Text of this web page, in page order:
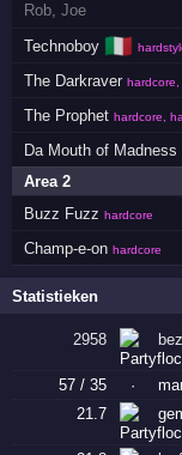
Rob,Joe
Technoboy 🇮🇹
The Darkraver hardcore,
The Prophet hardcore,
Da Mouth of Madness
Area 2
Buzz Fuzz hardcore
Champ-e-on hardcore
Statistieken
2958
57 / 35 ·
21.7